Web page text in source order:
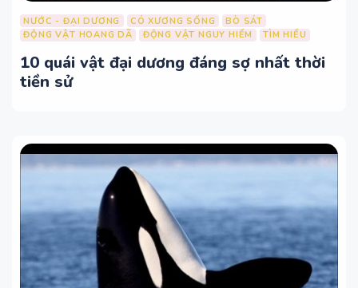
NƯỚC - ĐẠI DƯƠNG CÓ XƯƠNG SỐNG
BÒ SÁT
ĐỘNG VẬT HOANG DÃ
ĐỘNG VẬT NGUY HIỂM TÌM HIỂU
10 quái vật đại dương đáng sợ nhất thời
tiền sử